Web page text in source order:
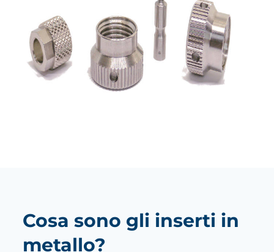
Cosa sono gli inserti in
metallo?